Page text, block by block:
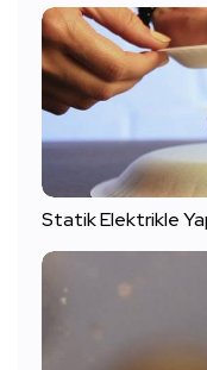
Statik Elektrikle